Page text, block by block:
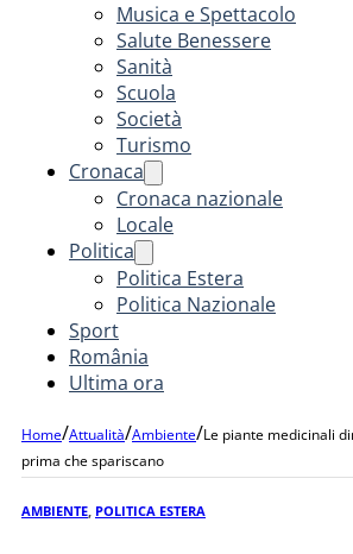
Musica e Spettacolo
Salute Benessere
Sanità
Scuola
Società
Turismo
Cronaca
Cronaca nazionale
Locale
Politica
Politica Estera
Politica Nazionale
Sport
România
Ultima ora
Home/Attualità/Ambiente/Le piante medicinali
prima che spariscano
AMBIENTE POLITICA ESTERA